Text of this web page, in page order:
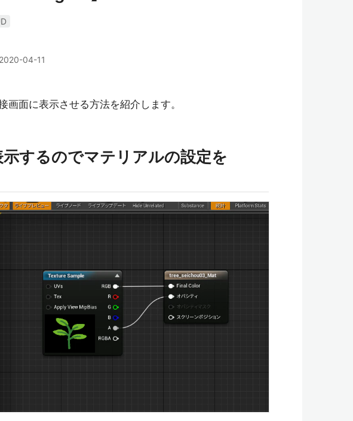
04-11
面に表示させる方法を紹介します。
するのでマテリアルの設定を